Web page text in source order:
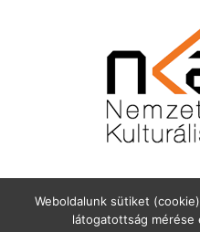
Weboldalunk sütiket
látogatottság mérése